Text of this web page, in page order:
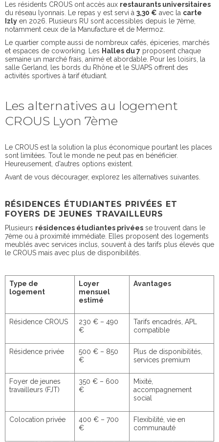
Les résidents CROUS ont accès aux restaurants universitaires
du réseau lyonnais. Le repas y est servi à 3,30 € avec la carte
Izly en 2026. Plusieurs RU sont accessibles depuis le 7ème,
notamment ceux de la Manufacture et de Mermoz.
Le quartier compte aussi de nombreux cafés, épiceries, marchés
et espaces de coworking. Les Halles du 7 proposent chaque
semaine un marché frais, animé et abordable. Pour les loisirs, la
salle Gerland, les bords du Rhône et le SUAPS offrent des
activités sportives à tarif étudiant.
Les alternatives au logement
CROUS Lyon 7ème
Le CROUS est la solution la plus économique pourtant les places
sont limitées. Tout le monde ne peut pas en bénéficier.
Heureusement, d'autres options existent.
Avant de vous décourager, explorez les alternatives suivantes.
RÉSIDENCES ÉTUDIANTES PRIVÉES ET
FOYERS DE JEUNES TRAVAILLEURS
Plusieurs résidences étudiantes privées se trouvent dans le
7ème ou à proximité immédiate. Elles proposent des logements
meublés avec services inclus, souvent à des tarifs plus élevés que
le CROUS mais avec plus de disponibilités.
Type de
logement
Loyer
mensuel
estimé
Avantages
Résidence CROUS
230 € – 490
€
Tarifs encadrés, APL
compatible
Résidence privée
500 € – 850
€
Plus de disponibilités,
services premium
Foyer de jeunes
travailleurs (FJT)
350 € – 600
€
Mixité,
accompagnement
social
Colocation privée
400 € – 700
€
Flexibilité, vie en
communauté